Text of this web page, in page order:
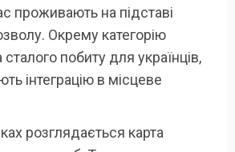
проживають на підставі
Окрему категорію
сталого побиту для українців,
інтеграцію в місцеве
розглядається карта